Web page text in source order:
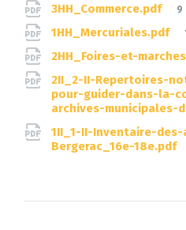
3HH_Commerce.pdf 9
1HH_Mercuriales.pdf
2HH_Foires-et-
2II_2-II-Repertoires-
pour-guider-dans-la-
archives-municipales-
1II_1-II-Inventaire-
Bergerac_16e-18e.pdf